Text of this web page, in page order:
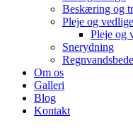
Beskæring og
Pleje og
Pleje og
Snerydning
Om os
Galleri
Blog
Kontakt